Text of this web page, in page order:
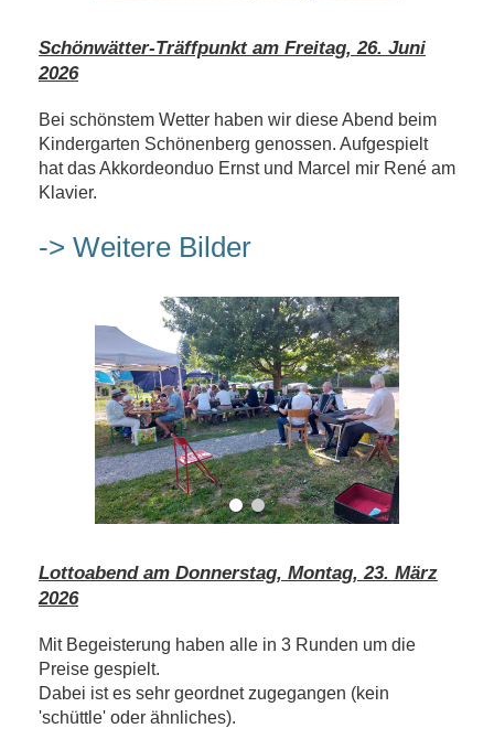
Schönwätter-Träffpunkt am Freitag, 26. Juni
2026
Bei schönstem Wetter haben wir diese Abend beim
Kindergarten Schönenberg genossen. Aufgespielt
hat das Akkordeonduo Ernst und Marcel mir René am
Klavier.
-> Weitere Bilder
Lottoabend am Donnerstag, Montag, 23. März
2026
Mit Begeisterung haben alle in 3 Runden um die
Preise gespielt.
Dabei ist es sehr geordnet zugegangen (kein
'schüttle' oder ähnliches).